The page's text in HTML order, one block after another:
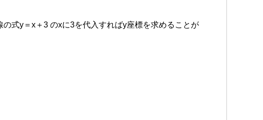
式y＝x＋3 のxに3を代入すればy座標を求めることが